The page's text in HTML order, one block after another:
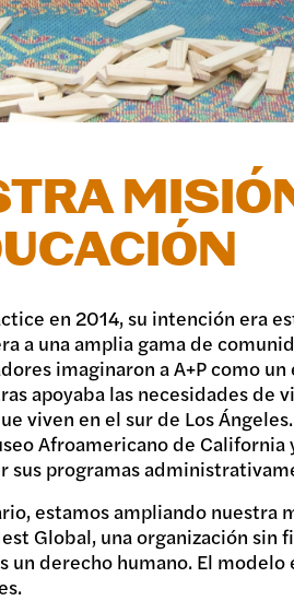
en 2014, su intención era
a una amplia gama de
imaginaron a A+P como
apoyaba las necesidades de
en el sur de Los
Afroamericano de
sus programas
estamos ampliando nuestra
Global, una organización sin
un derecho humano. El